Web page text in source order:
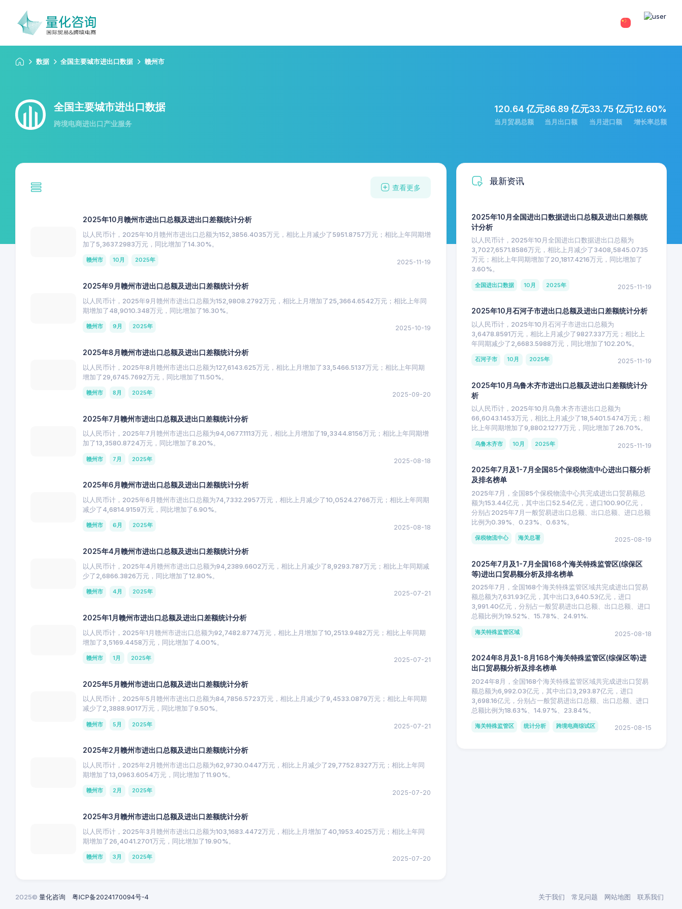
数据 全国主要城市进出口数据 赣州市
全国主要城市进出口数据
跨境电商进出口产业服务
120.64 亿元
当月贸易总额
86.89 亿元
当月出口额
33.75 亿元
当月进口额
12.60%
增长率总额
查看更多
2025年10月赣州市进出口总额及进出口差额统计分析
以人民币计，2025年10月赣州市进出口总额为152,3856.4035万元，相比上月减少了5951.8757万元；相比上年同期增
加了5,3637.2983万元，同比增加了14.30%。
赣州市 10月 2025年 2025-11-19
2025年9月赣州市进出口总额及进出口差额统计分析
以人民币计，2025年9月赣州市进出口总额为152,9808.2792万元，相比上月增加了25,3664.6542万元；相比上年同
期增加了48,9010.348万元，同比增加了16.30%。
赣州市 9月 2025年 2025-10-19
2025年8月赣州市进出口总额及进出口差额统计分析
以人民币计，2025年8月赣州市进出口总额为127,6143.625万元，相比上月增加了33,5466.5137万元；相比上年同期
增加了29,6745.7692万元，同比增加了11.50%。
赣州市 8月 2025年 2025-09-20
2025年7月赣州市进出口总额及进出口差额统计分析
以人民币计，2025年7月赣州市进出口总额为94,0677.1113万元，相比上月增加了19,3344.8156万元；相比上年同期增
加了13,3580.8724万元，同比增加了8.20%。
赣州市 7月 2025年 2025-08-18
2025年6月赣州市进出口总额及进出口差额统计分析
以人民币计，2025年6月赣州市进出口总额为74,7332.2957万元，相比上月减少了10,0524.2766万元；相比上年同期
减少了4,6814.9159万元，同比增加了6.90%。
赣州市 6月 2025年 2025-08-18
2025年4月赣州市进出口总额及进出口差额统计分析
以人民币计，2025年4月赣州市进出口总额为94,2389.6602万元，相比上月减少了8,9293.787万元；相比上年同期减
少了2,6866.3826万元，同比增加了12.80%。
赣州市 4月 2025年 2025-07-21
2025年1月赣州市进出口总额及进出口差额统计分析
以人民币计，2025年1月赣州市进出口总额为92,7482.8774万元，相比上月增加了10,2513.9482万元；相比上年同期
增加了3,5169.4458万元，同比增加了4.00%。
赣州市 1月 2025年 2025-07-21
2025年5月赣州市进出口总额及进出口差额统计分析
以人民币计，2025年5月赣州市进出口总额为84,7856.5723万元，相比上月减少了9,4533.0879万元；相比上年同期
减少了2,3888.9017万元，同比增加了9.50%。
赣州市 5月 2025年 2025-07-21
2025年2月赣州市进出口总额及进出口差额统计分析
以人民币计，2025年2月赣州市进出口总额为62,9730.0447万元，相比上月减少了29,7752.8327万元；相比上年同
期增加了13,0963.6054万元，同比增加了11.90%。
赣州市 2月 2025年 2025-07-20
2025年3月赣州市进出口总额及进出口差额统计分析
以人民币计，2025年3月赣州市进出口总额为103,1683.4472万元，相比上月增加了40,1953.4025万元；相比上年同
期增加了26,4041.2701万元，同比增加了19.90%。
赣州市 3月 2025年 2025-07-20
最新资讯
2025年10月全国进出口数据进出口总额及进出口差额统
计分析
以人民币计，2025年10月全国进出口数据进出口总额为
3,7027,6571.8586万元，相比上月减少了3408,5845.0735
万元；相比上年同期增加了20,1817.4216万元，同比增加了
3.60%。
全国进出口数据 10月 2025年 2025-11-19
2025年10月石河子市进出口总额及进出口差额统计分析
以人民币计，2025年10月石河子市进出口总额为
3,6478.8591万元，相比上月减少了9827.337万元；相比上
年同期减少了2,6683.5988万元，同比增加了102.20%。
石河子市 10月 2025年 2025-11-19
2025年10月乌鲁木齐市进出口总额及进出口差额统计分
析
以人民币计，2025年10月乌鲁木齐市进出口总额为
66,6043.1453万元，相比上月减少了18,5401.5474万元；相
比上年同期增加了9,8802.1277万元，同比增加了26.70%。
乌鲁木齐市 10月 2025年 2025-11-19
2025年7月及1-7月全国85个保税物流中心进出口额分析
及排名榜单
2025年7月，全国85个保税物流中心共完成进出口贸易额总
额为153.44亿元，其中出口52.54亿元，进口100.90亿元，
分别占2025年7月一般贸易进出口总额、出口总额、进口总额
比例为0.39%、0.23%、0.63%。
保税物流中心 海关总署 2025-08-19
2025年7月及1-7月全国168个海关特殊监管区(综保区
等)进出口贸易额分析及排名榜单
2025年7月，全国168个海关特殊监管区域共完成进出口贸易
额总额为7,631.93亿元，其中出口3,640.53亿元，进口
3,991.40亿元，分别占一般贸易进出口总额、出口总额、进口
总额比例为19.52%、15.78%、24.91%.
海关特殊监管区域 2025-08-18
2024年8月及1-8月168个海关特殊监管区(综保区等)进
出口贸易额分析及排名榜单
2024年8月，全国168个海关特殊监管区域共完成进出口贸易
额总额为6,992.03亿元，其中出口3,293.87亿元，进口
3,698.16亿元，分别占一般贸易进出口总额、出口总额、进口
总额比例为18.63%、14.97%、23.84%。
海关特殊监管区 统计分析 跨境电商综试区 2025-08-15
2025© 量化咨询 粤ICP备2024170094号-4 关于我们 常见问题 网站地图 联系我们